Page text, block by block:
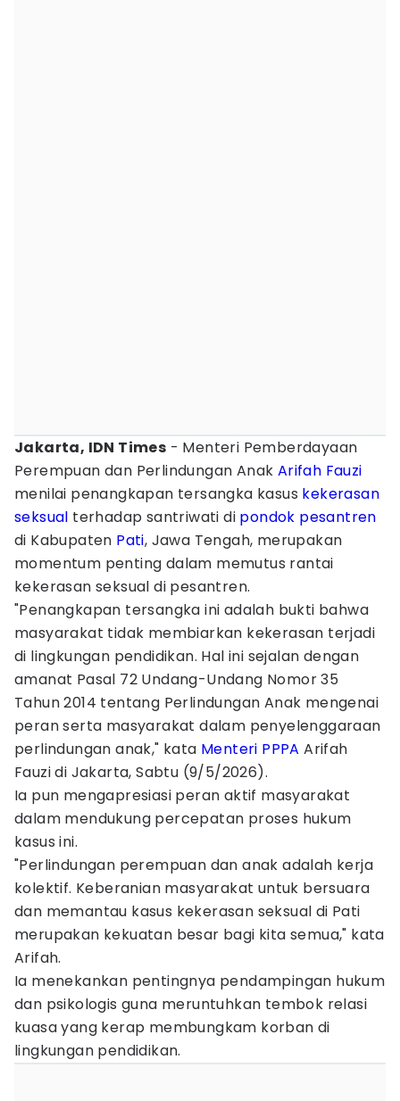
Jakarta, IDN Times - Menteri Pemberdayaan
Perempuan dan Perlindungan Anak Arifah Fauzi
menilai penangkapan tersangka kasus kekerasan
seksual terhadap santriwati di pondok pesantren
di Kabupaten Pati, Jawa Tengah, merupakan
momentum penting dalam memutus rantai
kekerasan seksual di pesantren.
"Penangkapan tersangka ini adalah bukti bahwa
masyarakat tidak membiarkan kekerasan terjadi
di lingkungan pendidikan. Hal ini sejalan dengan
amanat Pasal 72 Undang-Undang Nomor 35
Tahun 2014 tentang Perlindungan Anak mengenai
peran serta masyarakat dalam penyelenggaraan
perlindungan anak," kata Menteri PPPA Arifah
Fauzi di Jakarta, Sabtu (9/5/2026).
Ia pun mengapresiasi peran aktif masyarakat
dalam mendukung percepatan proses hukum
kasus ini.
"Perlindungan perempuan dan anak adalah kerja
kolektif. Keberanian masyarakat untuk bersuara
dan memantau kasus kekerasan seksual di Pati
merupakan kekuatan besar bagi kita semua," kata
Arifah.
Ia menekankan pentingnya pendampingan hukum
dan psikologis guna meruntuhkan tembok relasi
kuasa yang kerap membungkam korban di
lingkungan pendidikan.